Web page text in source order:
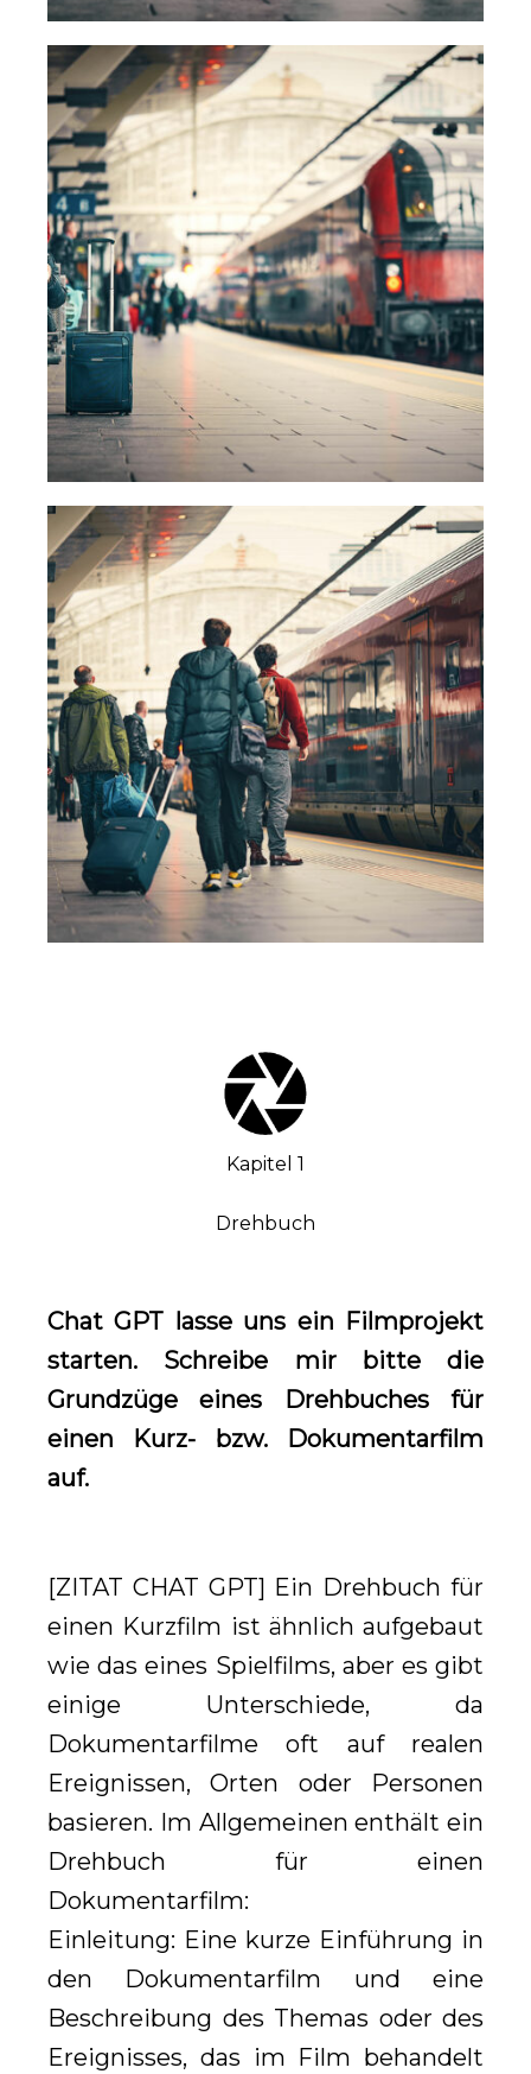
Kapitel 1
Drehbuch
Chat GPT lasse uns ein Filmprojekt
starten. Schreibe mir bitte die
Grundzüge eines Drehbuches für
einen Kurz- bzw. Dokumentarfilm
auf.
[ZITAT CHAT GPT] Ein Drehbuch für
einen Kurzfilm ist ähnlich aufgebaut
wie das eines Spielfilms, aber es gibt
einige Unterschiede, da
Dokumentarfilme oft auf realen
Ereignissen, Orten oder Personen
basieren. Im Allgemeinen enthält ein
Drehbuch für einen
Dokumentarfilm:
Einleitung: Eine kurze Einführung in
den Dokumentarfilm und eine
Beschreibung des Themas oder des
Ereignisses, das im Film behandelt